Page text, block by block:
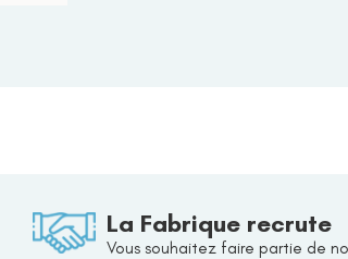
La Fabrique recrute
Vous souhaitez faire partie de